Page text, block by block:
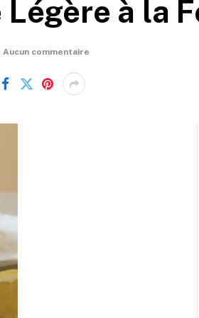
à la
Aucun commentaire